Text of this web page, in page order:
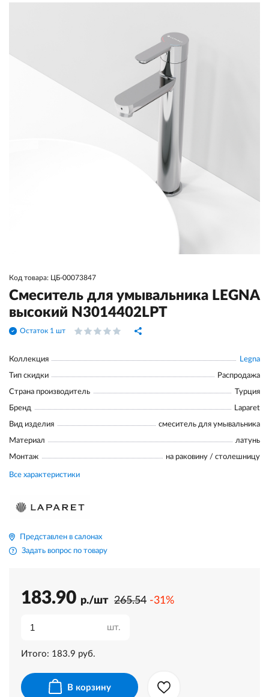
Код товара: ЦБ-00073847
Смеситель для умывальника LEGNA
высокий N3014402LPT
Остаток 1 шт
Коллекция Legna
Тип скидки Распродажа
Страна производитель Турция
Бренд Laparet
Вид изделия смеситель для умывальника
Материал латунь
Монтаж на раковину / столешницу
Все характеристики
Представлен в салонах
Задать вопрос по товару
183.90 р./шт 265.54 -31%
шт.
Итого: 183.9 руб.
В корзину